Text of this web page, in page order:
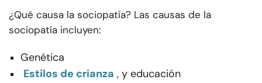
¿Qué causa la sociopatía? Las causas de la
sociopatía incluyen:
Genética
Estilos de crianza , y educación